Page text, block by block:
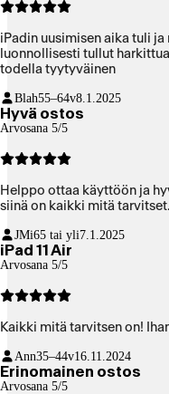
iPadin uusimisen aika tuli
luonnollisesti tullut
todella tyytyväinen
Blah55–64v8.1.2025
Hyvä ostos
Arvosana 5/5
Helppo ottaa käyttöön ja
siinä on kaikki mitä tarvitset.
JMi65 tai yli7.1.2025
iPad 11 Air
Arvosana 5/5
Kaikki mitä tarvitsen on!
Ann35–44v16.11.2024
Erinomainen ostos
Arvosana 5/5